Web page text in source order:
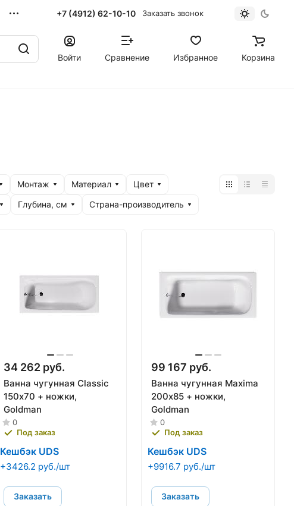
+7 (4912) 62-10-10 Заказать звонок
Войти Сравнение Избранное Корзина
Монтаж Материал
Цвет
Глубина, см Страна-производитель
34 262 руб.
Ванна чугунная Classic
150х70 + ножки,
Goldman
0
Под заказ
Кешбэк UDS
+3426.2 руб./шт
Заказать
99 167 руб.
Ванна чугунная Maxima
200х85 + ножки,
Goldman
0
Под заказ
Кешбэк UDS
+9916.7 руб./шт
Заказать